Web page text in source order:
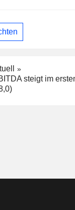
steigt im